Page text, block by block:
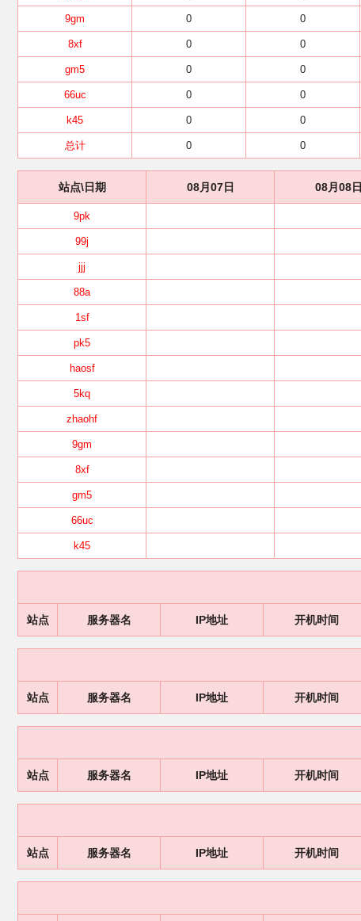
9gm 0 0
8xf 0 0
gm5 0 0
66uc 0 0
k45 0 0
总计 0 0
站点\日期 08月07日 08月08日
9pk
99j
jjj
88a
1sf
pk5
haosf
5kq
zhaohf
9gm
8xf
gm5
66uc
k45
站点 服务器名 IP地址 开机时间
站点 服务器名 IP地址 开机时间
站点 服务器名 IP地址 开机时间
站点 服务器名 IP地址 开机时间